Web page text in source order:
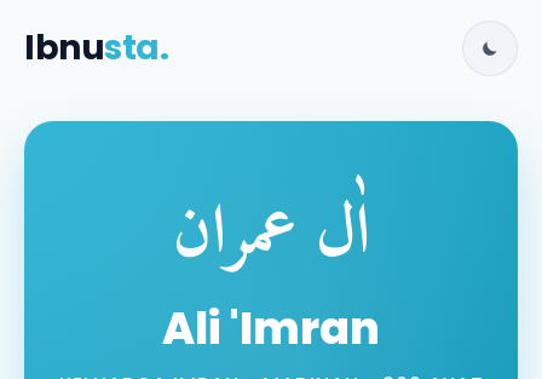
Ibnusta.
اٰل عمران
Ali 'Imran